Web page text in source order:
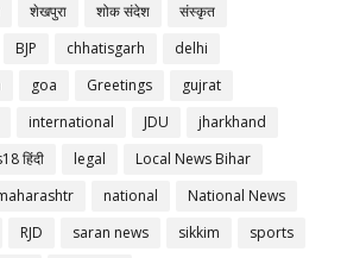
शेखपुरा शोक संदेश
संस्कृत
BJP chhatisgarh
delhi
goa Greetings
gujrat
international JDU
jharkhand
हिंदी
legal
Local News Bihar
national
National News
RJD saran news sikkim
sports